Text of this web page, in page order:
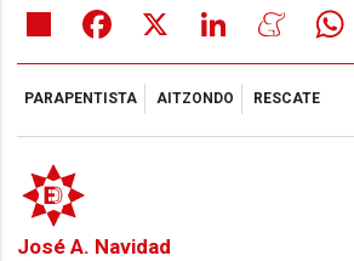
Share Facebook LinkedIn
PARAPENTISTA AITZONDO RESCATE
José A. Navidad